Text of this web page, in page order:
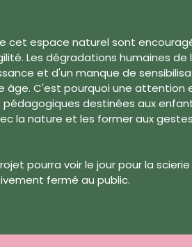
cet espace naturel sont
Les dégradations humaines de
et d'un manque de
âge. C'est pourquoi une attention
destinées aux
la nature et les former aux
pourra voir le jour pour la
fermé au public.